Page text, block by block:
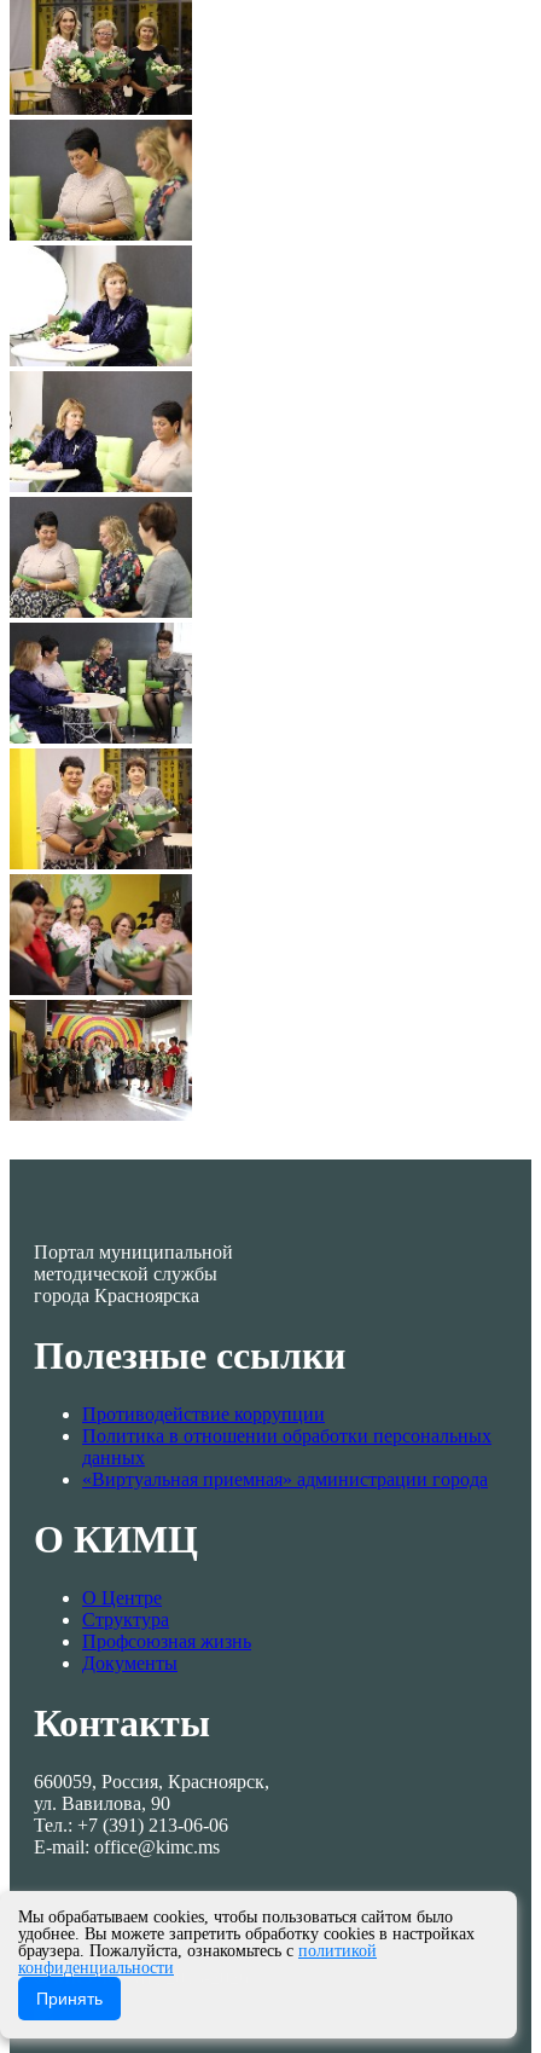
Портал муниципальной
методической службы
города Красноярска
Полезные ссылки
Противодействие коррупции
Политика в отношении обработки персональных
данных
«Виртуальная приемная» администрации города
О КИМЦ
О Центре
Структура
Профсоюзная жизнь
Документы
Контакты
660059, Россия, Красноярск,
ул. Вавилова, 90
Тел.: +7 (391) 213-06-06
E-mail: office@kimc.ms
© МКУ КИМЦ 2013-2026
Мы обрабатываем cookies, чтобы пользоваться сайтом было
удобнее. Вы можете запретить обработку cookies в настройках
браузера. Пожалуйста, ознакомьтесь с политикой
конфиденциальности
Принять